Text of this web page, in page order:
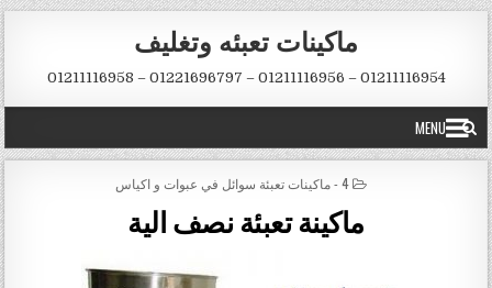
Skip to content
ماكينات تعبئه وتغليف
01211116954 – 01211116956 – 01221696797 – 01211116958
MENU
POSTED IN
4 - ماكينات تعبئة سوائل في عبوات و اكياس
ماكينة تعبئة نصف الية